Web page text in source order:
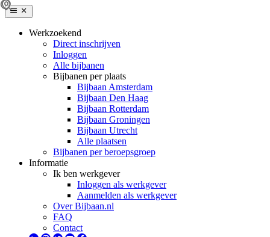
Werkzoekend
Direct inschrijven
Inloggen
Alle bijbanen
Bijbanen per plaats
Bijbaan Amsterdam
Bijbaan Den Haag
Bijbaan Rotterdam
Bijbaan Groningen
Bijbaan Utrecht
Alle plaatsen
Bijbanen per beroepsgroep
Informatie
Ik ben werkgever
Inloggen als werkgever
Aanmelden als werkgever
Over Bijbaan.nl
FAQ
Contact